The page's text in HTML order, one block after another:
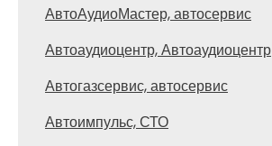
АвтоАудиоМастер, автосервис
Автоаудиоцентр, Автоаудиоцентр
Автогазсервис, автосервис
Автоимпульс, СТО